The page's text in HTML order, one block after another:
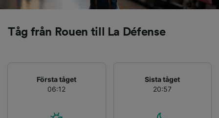
Tåg från Rouen till La Défense
Första tåget
06:12
Sista tåget
20:57